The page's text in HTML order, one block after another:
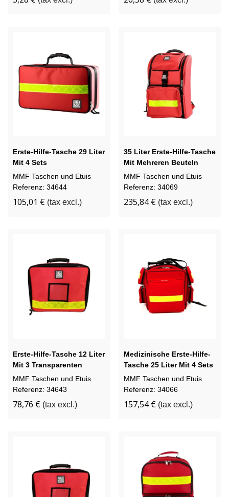
Erste-Hilfe-Tasche 29 Liter
Mit 4 Sets
MMF Taschen und Etuis
Referenz: 34644
105,01 € (tax excl.)
35 Liter Erste-Hilfe-Tasche
Mit Mehreren Beuteln
MMF Taschen und Etuis
Referenz: 34069
235,84 € (tax excl.)
Erste-Hilfe-Tasche 12 Liter
Mit 3 Transparenten
Taschen
MMF Taschen und Etuis
Referenz: 34643
78,76 € (tax excl.)
Medizinische Erste-Hilfe-
Tasche 25 Liter Mit 4 Sets
MMF Taschen und Etuis
Referenz: 34066
157,54 € (tax excl.)